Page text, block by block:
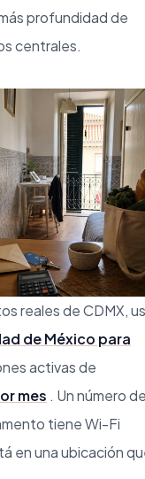
profundidad de
centrales.
reales de CDMX,
de México para
activas de
mes . Un número
tiene Wi-Fi
en una ubicación